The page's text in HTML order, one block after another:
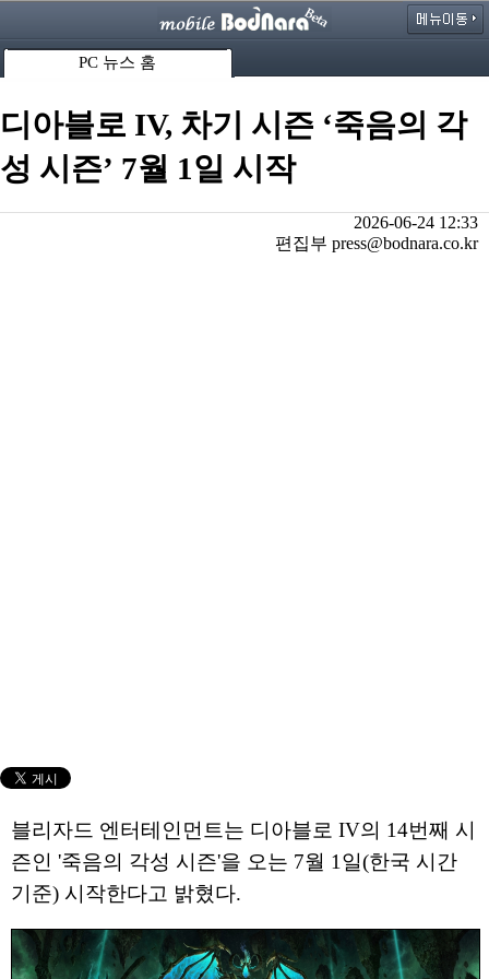
PC 뉴스 홈
디아블로 IV, 차기 시즌 ‘죽음의 각
성 시즌’ 7월 1일 시작
2026-06-24 12:33
편집부 press@bodnara.co.kr
블리자드 엔터테인먼트는 디아블로 IV의 14번째 시
즌인 '죽음의 각성 시즌'을 오는 7월 1일(한국 시간
기준) 시작한다고 밝혔다.